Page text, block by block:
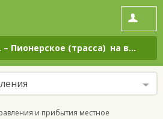
– Пионерское (трасса) на все дни
и прибытия местное